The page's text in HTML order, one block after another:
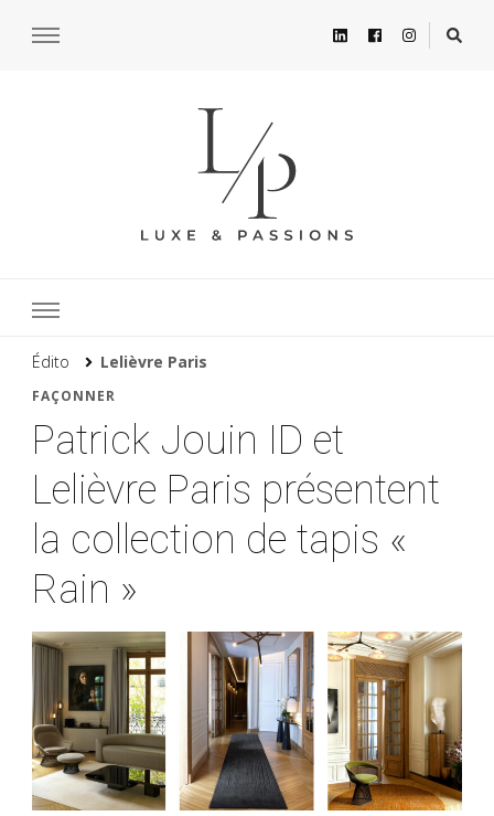
Édito Lelièvre Paris
FAÇONNER
Patrick Jouin ID et
Lelièvre Paris présentent
la collection de tapis «
Rain »